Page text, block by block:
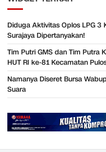
Diduga Aktivitas Oplos LPG 3
Surajaya Dipertanyakan!
Tim Putri GMS dan Tim Putra
HUT RI ke-81 Kecamatan
Namanya Diseret Bursa
Suara